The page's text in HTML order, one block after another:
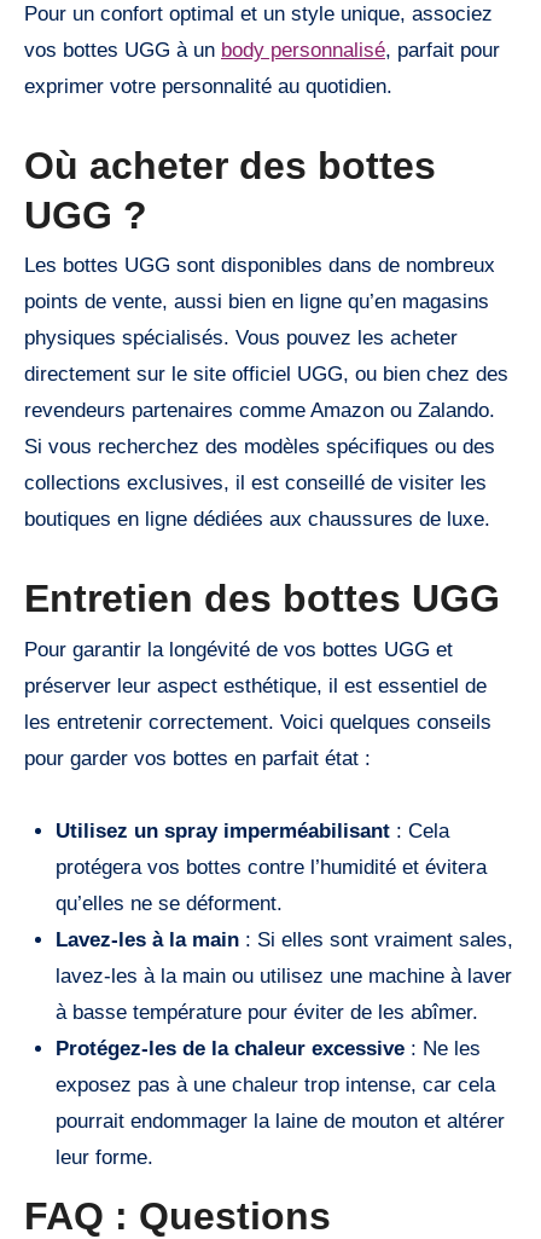
Pour un confort optimal et un style unique, associez
vos bottes UGG à un body personnalisé, parfait pour
exprimer votre personnalité au quotidien.
Où acheter des bottes
UGG ?
Les bottes UGG sont disponibles dans de nombreux
points de vente, aussi bien en ligne qu’en magasins
physiques spécialisés. Vous pouvez les acheter
directement sur le site officiel UGG, ou bien chez des
revendeurs partenaires comme Amazon ou Zalando.
Si vous recherchez des modèles spécifiques ou des
collections exclusives, il est conseillé de visiter les
boutiques en ligne dédiées aux chaussures de luxe.
Entretien des bottes UGG
Pour garantir la longévité de vos bottes UGG et
préserver leur aspect esthétique, il est essentiel de
les entretenir correctement. Voici quelques conseils
pour garder vos bottes en parfait état :
Utilisez un spray imperméabilisant: Cela
protégera vos bottes contre l’humidité et évitera
qu’elles ne se déforment.
Lavez-les à la main: Si elles sont vraiment sales,
lavez-les à la main ou utilisez une machine à laver
à basse température pour éviter de les abîmer.
Protégez-les de la chaleur excessive: Ne les
exposez pas à une chaleur trop intense, car cela
pourrait endommager la laine de mouton et altérer
leur forme.
FAQ : Questions